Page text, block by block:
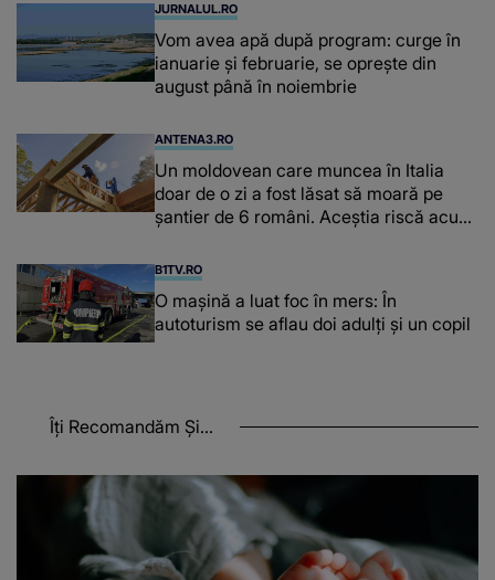
JURNALUL.RO
Vom avea apă după program: curge în
ianuarie și februarie, se oprește din
august până în noiembrie
ANTENA3.RO
Un moldovean care muncea în Italia
doar de o zi a fost lăsat să moară pe
şantier de 6 români. Aceștia riscă acum
B1TV.RO
O maşină a luat foc în mers: În
autoturism se aflau doi adulți și un copil
Îți Recomandăm Și...